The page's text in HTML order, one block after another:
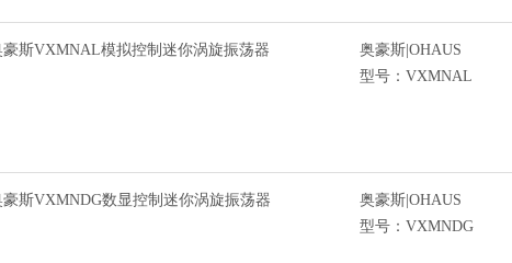
豪斯VXMNAL模拟控制迷你涡旋振荡器
奥豪斯|OHAUS
型号：VXMNAL
豪斯VXMNDG数显控制迷你涡旋振荡器
奥豪斯|OHAUS
型号：VXMNDG